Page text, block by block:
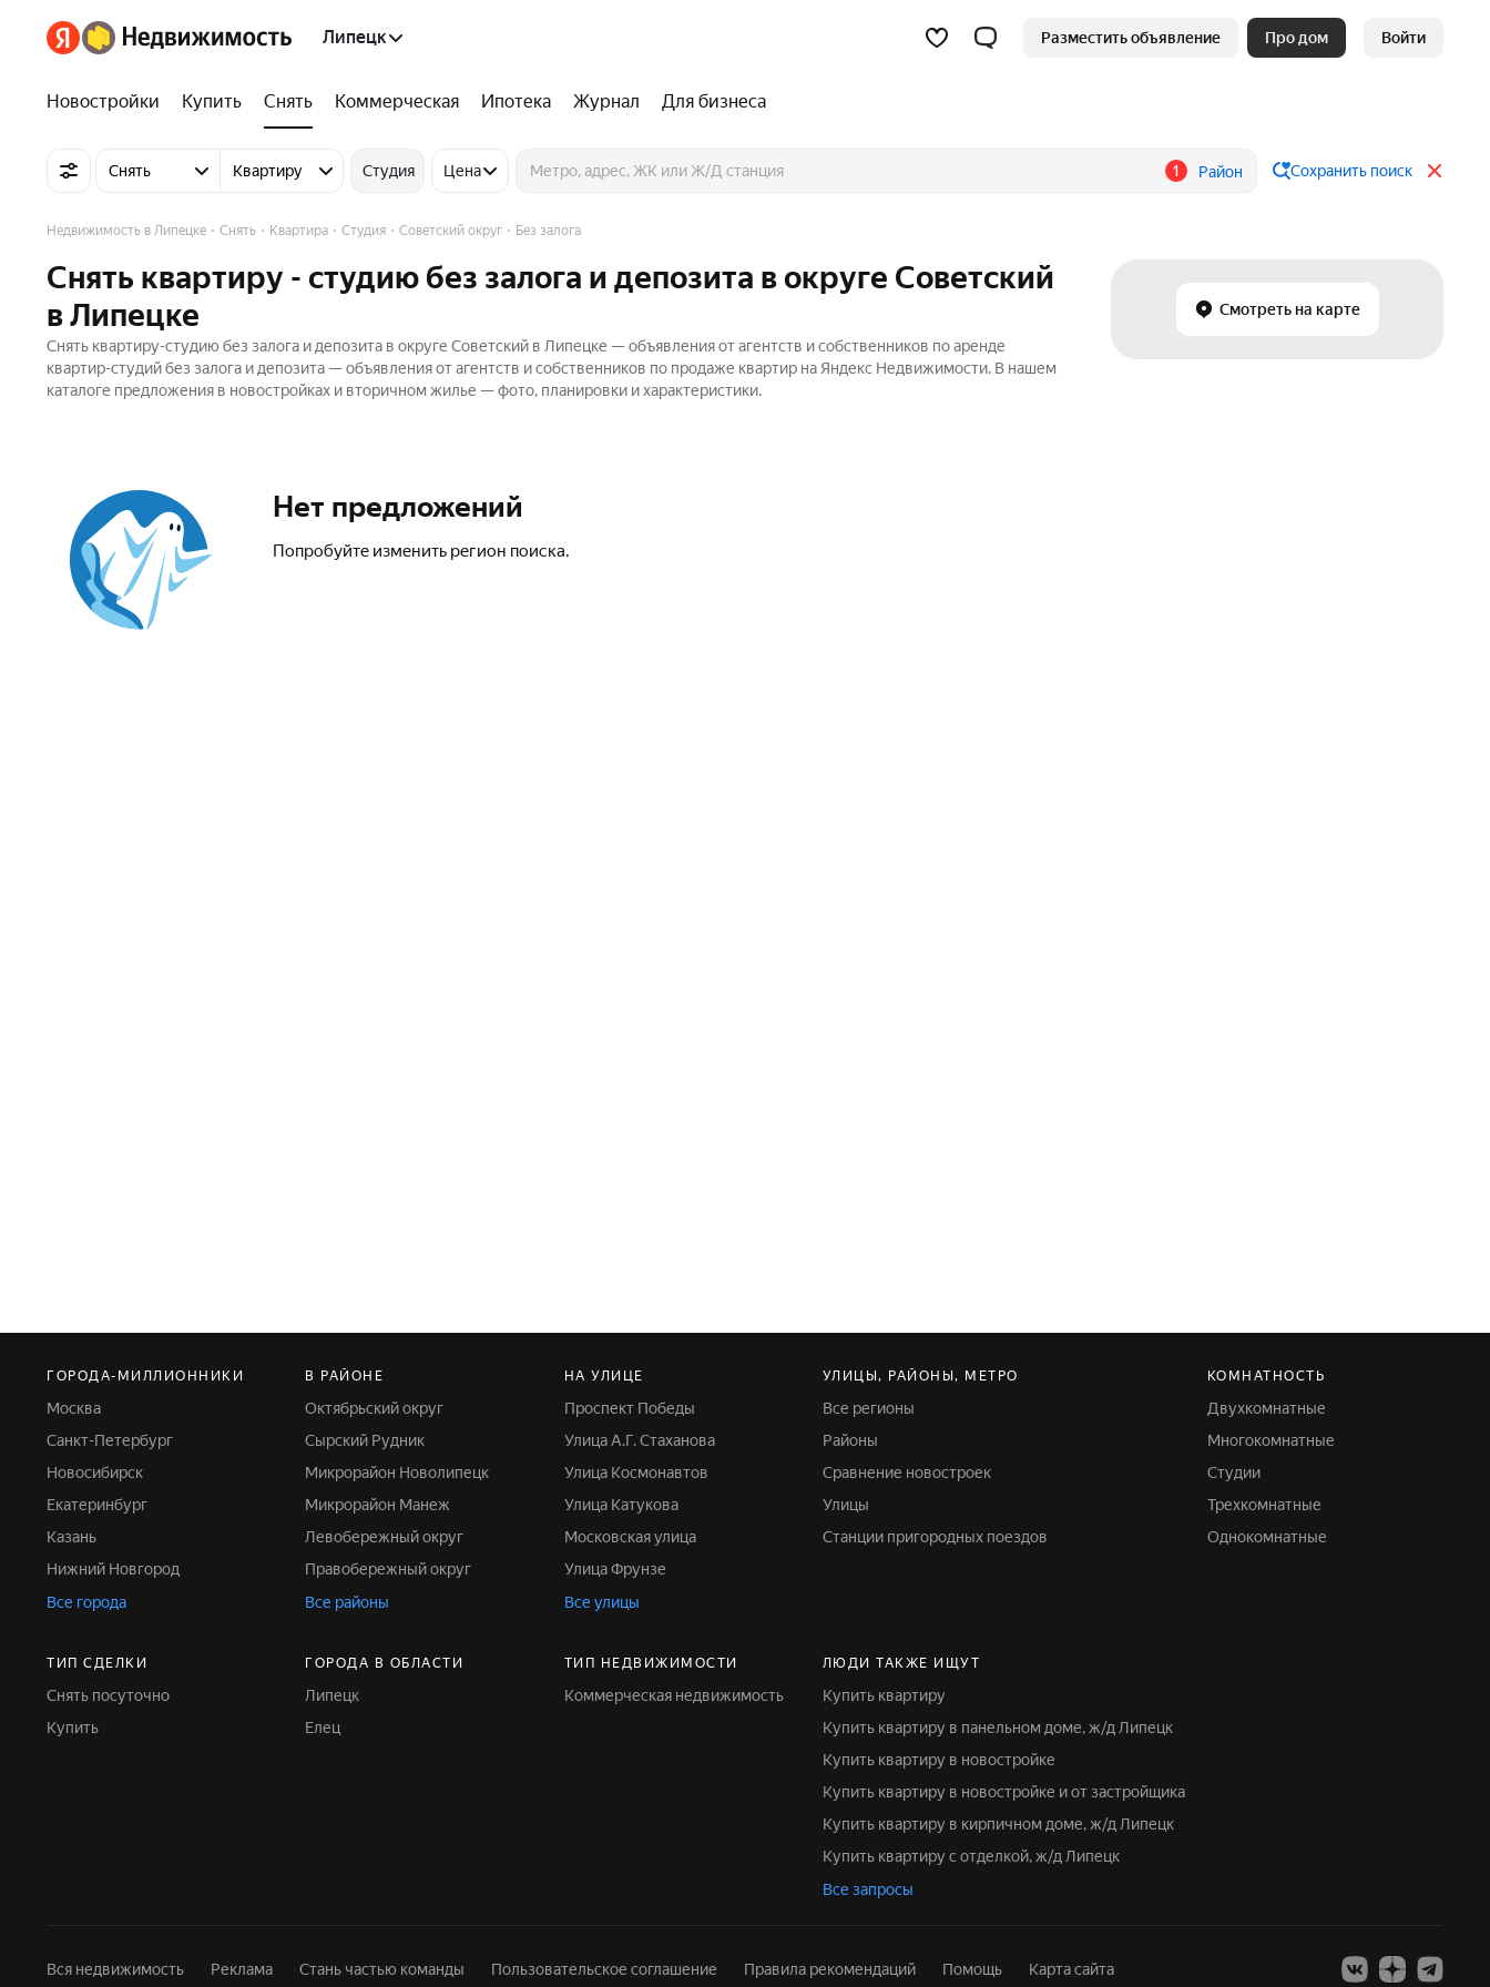
Липецк Разместить объявление Про дом Войти
Новостройки Купить Снять Коммерческая Ипотека Журнал Для бизнеса
Снять Квартиру Студия Цена 1 Район Сохранить поиск
Смотреть на карте
Недвижимость в Липецке Снять Квартира Студия Советский округ Без залога
Снять квартиру - студию без залога и депозита в округе Советский
в Липецке
Снять квартиру-студию без залога и депозита в округе Советский в Липецке — объявления от агентств и собственников по аренде
квартир-студий без залога и депозита — объявления от агентств и собственников по продаже квартир на Яндекс Недвижимости. В нашем
каталоге предложения в новостройках и вторичном жилье — фото, планировки и характеристики.
Нет предложений
Попробуйте изменить регион поиска.
ГОРОДА-МИЛЛИОННИКИ
Москва
Санкт-Петербург
Новосибирск
Екатеринбург
Казань
Нижний Новгород
Все города
В РАЙОНЕ
Октябрьский округ
Сырский Рудник
Микрорайон Новолипецк
Микрорайон Манеж
Левобережный округ
Правобережный округ
Все районы
НА УЛИЦЕ
Проспект Победы
Улица А.Г. Стаханова
Улица Космонавтов
Улица Катукова
Московская улица
Улица Фрунзе
Все улицы
УЛИЦЫ, РАЙОНЫ, МЕТРО
Все регионы
Районы
Сравнение новостроек
Улицы
Станции пригородных поездов
КОМНАТНОСТЬ
Двухкомнатные
Многокомнатные
Студии
Трехкомнатные
Однокомнатные
ТИП СДЕЛКИ
Снять посуточно
Купить
ГОРОДА В ОБЛАСТИ
Липецк
Елец
ТИП НЕДВИЖИМОСТИ
Коммерческая недвижимость
ЛЮДИ ТАКЖЕ ИЩУТ
Купить квартиру
Купить квартиру в панельном доме, ж/д Липецк
Купить квартиру в новостройке
Купить квартиру в новостройке и от застройщика
Купить квартиру в кирпичном доме, ж/д Липецк
Купить квартиру с отделкой, ж/д Липецк
Все запросы
Вся недвижимость Реклама Стань частью команды Пользовательское соглашение Правила рекомендаций Помощь Карта сайта